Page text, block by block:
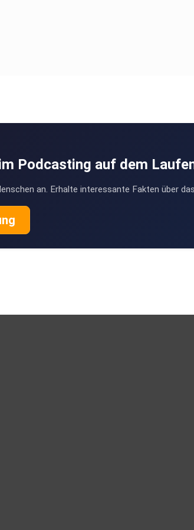
Podcasting auf dem
an. Erhalte interessante Fakten über